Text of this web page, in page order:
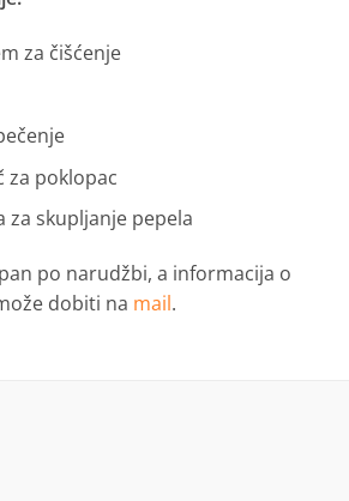
za čišćenje
za poklopac
za skupljanje pepela
po narudžbi, a informacija o
dobiti na mail.